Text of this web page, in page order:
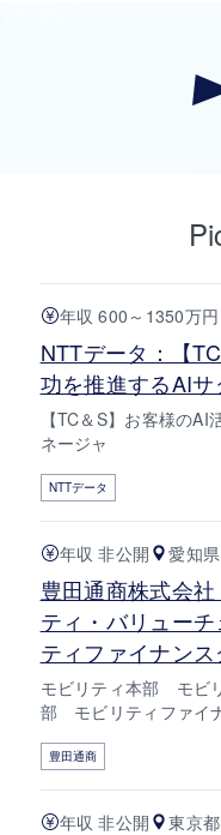
年収 600～1350万円
NTTデータ：【
功を推進するAI
【TC＆S】お客様の
ネージャ
NTTデータ
年収 非公開 愛知県
豊田通商株式会
ティ・バリュー
ティファイナン
モビリティ本部 モビ
部 モビリティファイ
豊田通商
年収 非公開 東京都